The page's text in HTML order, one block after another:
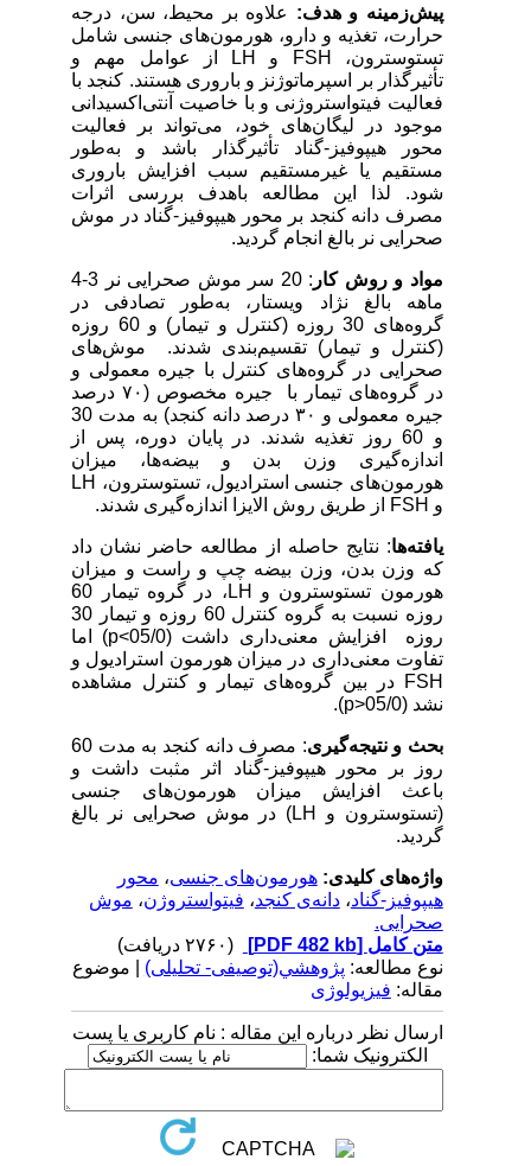
پیش‌زمینه و هدف:علاوه بر محیط، سن، درجه
حرارت، تغذیه و دارو، هورمون‌های جنسی شامل
تستوسترون، FSHوLHاز عوامل مهم و
تأثیرگذار بر اسپرماتوژنز و باروری هستند. کنجد با
فعالیت فیتواستروژنی و با خاصیت آنتی‌اکسیدانی
موجود در لیگان‌های خود، می‌تواند بر فعالیت
محور هیپوفیز-گناد تأثیرگذار باشد و به‌طور
مستقیم یا غیرمستقیم سبب افزایش باروری
شود. لذا این مطالعه باهدف بررسی اثرات
مصرف دانه کنجد بر محور هیپوفیز-گناد در موش
صحرایی نر بالغ انجام گردید.
مواد و روش کار
: 20 سر موش صحرایی نر 3-4
ماهه بالغ نژاد ویستار، به‌طور تصادفی در
گروه‌های 30 روزه (کنترل و تیمار) و 60 روزه
(کنترل و تیمار) تقسیم‌بندی شدند. موش‌های
صحرایی در گروه‌های کنترل با جیره معمولی و
در گروه‌های تیمار با جیره مخصوص (۷۰ درصد
جیره معمولی و ۳۰ درصد دانه کنجد) به مدت 30
و 60 روز تغذیه شدند. در پایان دوره، پس از
اندازه‌گیری وزن بدن و بیضه‌ها، میزان
هورمون‌های جنسی استرادیول، تستوسترون،LH
FSHاز طریق روش الایزا اندازه‌گیری شدند.
یافته‌ها: نتایج حاصله از مطالعه حاضر نشان داد
که وزن بدن، وزن بیضه چپ و راست و میزان
هورمون تستوسترون وLH
، در گروه تیمار 60
روزه نسبت به گروه کنترل 60 روزه و تیمار 30
روزه افزایش معنی‌داری داشت (05/0>
p) اما
تفاوت معنی‌داری در میزان هورمون استرادیول و
FSHدر بین گروه‌های تیمار و کنترل مشاهده
نشد (05/0<
p
)
.
بحث و نتیجه‌گیری
: مصرف دانه کنجد به مدت 60
روز بر محور هیپوفیز-گناد اثر مثبت داشت و
باعث افزایش میزان هورمون‌های جنسی
(تستوسترون و(LHدر موش صحرایی نر بالغ
گردید.
واژه‌های کلیدی:هورمون‌های جنسی،محور
هیپوفیز-گناد،دانه‌ی کنجد،فیتواستروژن ،موش
صحرایی.
متن کامل[PDF 482 kb]
نوع مطالعه:پژوهشي(توصیفی- تحلیلی) | موضوع
مقاله:فیزیولوژی
ارسال نظر درباره این مقاله : نام کاربری یا پست
الکترونیک شما: